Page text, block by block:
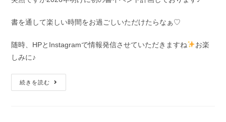
書を通して楽しい時間をお過ごしいただけたらなぁ♡
随時、HPとInstagramで情報発信させていただきますね
お楽
しみに♪
続きを読む